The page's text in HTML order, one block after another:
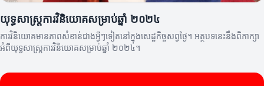
យុទ្ធសាស្ត្រ​ការ​វិនិយោគ​សម្រាប់​ឆ្នាំ ២០២៤
ការវិនិយោគមានភាពសំខាន់ជាងអ្វីៗទៀតនៅក្នុងសេដ្ឋកិច្ចសព្វថ្ងៃ។ អត្ថបទនេះនឹងពិភាក្សា
អំពីយុទ្ធសាស្ត្រការវិនិយោគសម្រាប់ឆ្នាំ ២០២៤។